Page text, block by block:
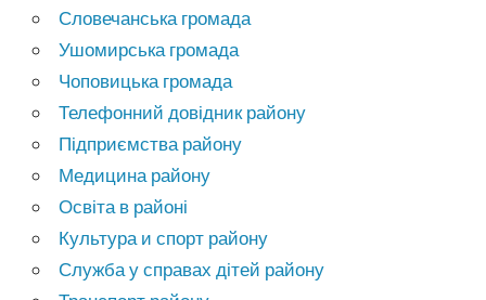
Словечанська громада
Ушомирська громада
Чоповицька громада
Телефонний довідник району
Підприємства району
Медицина району
Освіта в районі
Культура и спорт району
Служба у справах дітей району